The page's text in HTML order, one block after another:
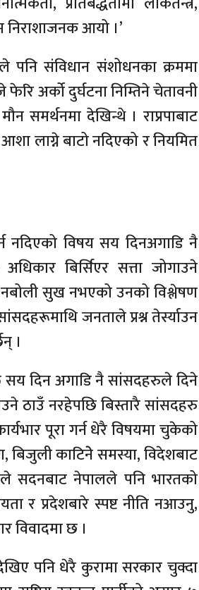
आयो ।’
पनि संविधान संशोधनका क्रममा
अर्को दुर्घटना निम्तिने चेतावनी
समर्थनमा देखिन्थे । राप्रपाबाट
लाग्ने बाटो नदिएको र नियमित
नदिएको विषय सय दिनअगाडि नै
बिर्सिएर सत्ता जोगाउने
सुख नभएको उनको विश्लेषण
जनताले प्रश्न तेर्स्याउन
।
दिन अगाडि नै सांसदहरुले दिने
ठाउँ नरहेपछि बिस्तारै सांसदहरु
पूरा गर्न धेरै विषयमा चुकेको
काटिनेे समस्या, विदेशबाट
सदनबाट नेपालले पनि भारतको
र प्रदेशबारे स्पष्ट नीति नआउनु,
विवादमा छ ।
पनि धेरै कुरामा सरकार चुक्दा